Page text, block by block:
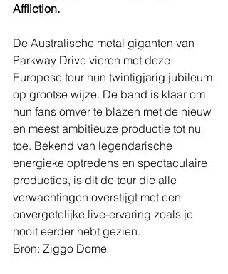
Affliction.
De Australische metal giganten van
Parkway Drive vieren met deze
Europese tour hun twintigjarig jubileum
op grootse wijze. De band is klaar om
hun fans omver te blazen met de nieuw
en meest ambitieuze productie tot nu
toe. Bekend van legendarische
energieke optredens en spectaculaire
producties, is dit de tour die alle
verwachtingen overstijgt met een
onvergetelijke live-ervaring zoals je
nooit eerder hebt gezien.
Bron: Ziggo Dome